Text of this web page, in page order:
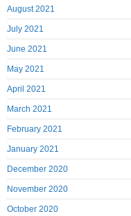
August 2021
July 2021
June 2021
May 2021
April 2021
March 2021
February 2021
January 2021
December 2020
November 2020
October 2020